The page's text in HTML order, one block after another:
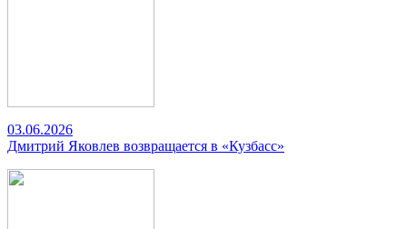
03.06.2026
Дмитрий Яковлев возвращается в «Кузбасс»